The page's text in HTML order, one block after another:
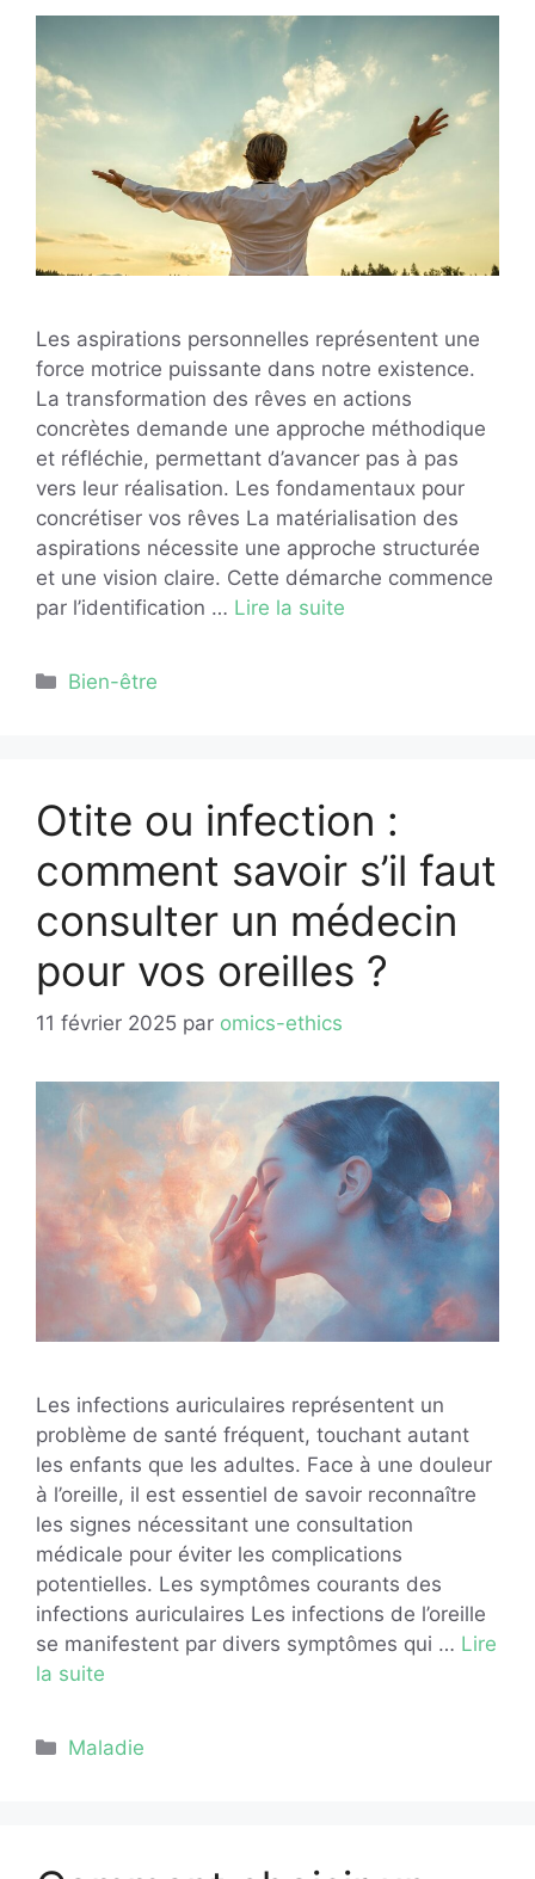
Les aspirations personnelles représentent une
force motrice puissante dans notre existence.
La transformation des rêves en actions
concrètes demande une approche méthodique
et réfléchie, permettant d’avancer pas à pas
vers leur réalisation. Les fondamentaux pour
concrétiser vos rêves La matérialisation des
aspirations nécessite une approche structurée
et une vision claire. Cette démarche commence
par l’identification … Lire la suite
Catégories
Bien-être
Otite ou infection :
comment savoir s’il faut
consulter un médecin
pour vos oreilles ?
11 février 2025 par omics-ethics
Les infections auriculaires représentent un
problème de santé fréquent, touchant autant
les enfants que les adultes. Face à une douleur
à l’oreille, il est essentiel de savoir reconnaître
les signes nécessitant une consultation
médicale pour éviter les complications
potentielles. Les symptômes courants des
infections auriculaires Les infections de l’oreille
se manifestent par divers symptômes qui … Lire
la suite
Catégories
Maladie